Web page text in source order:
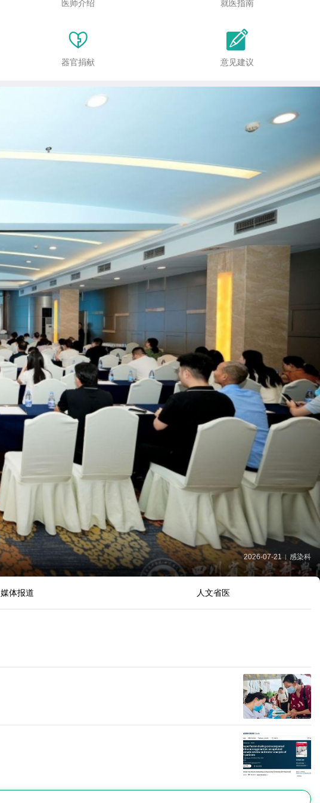
医师介绍 就医指南

器官捐献

意见建议
2026-07-21 | 感染科
二十
媒体报道 人文省医